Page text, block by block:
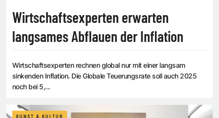
Wirtschaftsexperten erwarten
langsames Abflauen der Inflation
Wirtschaftsexperten rechnen global nur mit einer langsam
sinkenden Inflation. Die Globale Teuerungsrate soll auch 2025
noch bei 5,...
KUNST & KULTUR